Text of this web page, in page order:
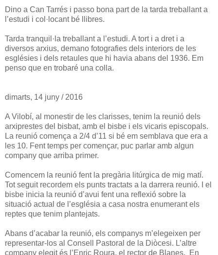
Dino a Can Tarrés i passo bona part de la tarda treballant a
l’estudi i col·locant bé llibres.
Tarda tranquil·la treballant a l’estudi. A tort i a dret i a
diversos arxius, demano fotografies dels interiors de les
esglésies i dels retaules que hi havia abans del 1936. Em
penso que en trobaré una colla.
dimarts, 14 juny / 2016
A Vilobí, al monestir de les clarisses, tenim la reunió dels
arxiprestes del bisbat, amb el bisbe i els vicaris episcopals.
La reunió comença a 2/4 d’11 si bé em semblava que era a
les 10. Fent temps per començar, puc parlar amb algun
company que arriba primer.
Comencem la reunió fent la pregària litúrgica de mig matí.
Tot seguit recordem els punts tractats a la darrera reunió. I el
bisbe inicia la reunió d’avui fent una reflexió sobre la
situació actual de l’església a casa nostra enumerant els
reptes que tenim plantejats.
Abans d’acabar la reunió, els companys m’elegeixen per
representar-los al Consell Pastoral de la Diòcesi. L’altre
company elegit és l’Enric Roura, el rector de Blanes. En